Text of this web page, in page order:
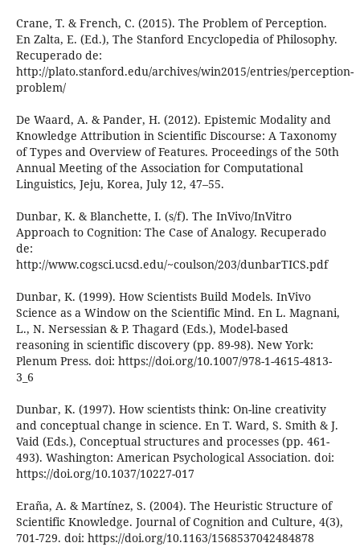
Crane, T. & French, C. (2015). The Problem of Perception.
En Zalta, E. (Ed.), The Stanford Encyclopedia of Philosophy.
Recuperado de:
http://plato.stanford.edu/archives/win2015/entries/perception-
problem/
De Waard, A. & Pander, H. (2012). Epistemic Modality and
Knowledge Attribution in Scientific Discourse: A Taxonomy
of Types and Overview of Features. Proceedings of the 50th
Annual Meeting of the Association for Computational
Linguistics, Jeju, Korea, July 12, 47–55.
Dunbar, K. & Blanchette, I. (s/f). The InVivo/InVitro
Approach to Cognition: The Case of Analogy. Recuperado
de:
http://www.cogsci.ucsd.edu/~coulson/203/dunbarTICS.pdf
Dunbar, K. (1999). How Scientists Build Models. InVivo
Science as a Window on the Scientific Mind. En L. Magnani,
L., N. Nersessian & P. Thagard (Eds.), Model-based
reasoning in scientific discovery (pp. 89-98). New York:
Plenum Press. doi: https://doi.org/10.1007/978-1-4615-4813-
3_6
Dunbar, K. (1997). How scientists think: On-line creativity
and conceptual change in science. En T. Ward, S. Smith & J.
Vaid (Eds.), Conceptual structures and processes (pp. 461-
493). Washington: American Psychological Association. doi:
https://doi.org/10.1037/10227-017
Eraña, A. & Martínez, S. (2004). The Heuristic Structure of
Scientific Knowledge. Journal of Cognition and Culture, 4(3),
701-729. doi: https://doi.org/10.1163/1568537042484878